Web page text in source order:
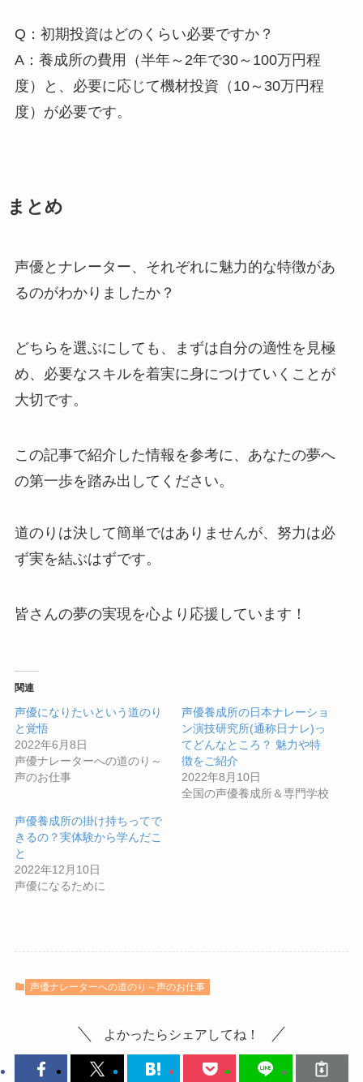
Q：初期投資はどのくらい必要ですか？
A：養成所の費用（半年～2年で30～100万円程
度）と、必要に応じて機材投資（10～30万円程
度）が必要です。
まとめ
声優とナレーター、それぞれに魅力的な特徴があ
るのがわかりましたか？
どちらを選ぶにしても、まずは自分の適性を見極
め、必要なスキルを着実に身につけていくことが
大切です。
この記事で紹介した情報を参考に、あなたの夢へ
の第一歩を踏み出してください。
道のりは決して簡単ではありませんが、努力は必
ず実を結ぶはずです。
皆さんの夢の実現を心より応援しています！
関連
声優になりたいという道のり
と覚悟
2022年6月8日
声優ナレーターへの道のり～
声のお仕事
声優養成所の日本ナレーショ
ン演技研究所(通称日ナレ)っ
てどんなところ？ 魅力や特
徴をご紹介
2022年8月10日
全国の声優養成所＆専門学校
声優養成所の掛け持ちってで
きるの？実体験から学んだこ
と
2022年12月10日
声優になるために
声優ナレーターへの道のり～声のお仕事
よかったらシェアしてね！